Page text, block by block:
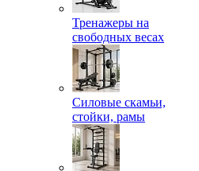
Тренажеры на
свободных весах
Силовые скамьи,
стойки, рамы